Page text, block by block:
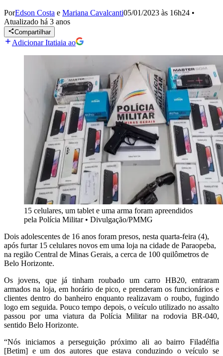
PorEdson Costa e Mariana Cavalcanti05/01/2023 às 16h24 •
Atualizado há 3 anos
Compartilhar
Adicionar Itatiaia ao
15 celulares, um tablet e uma arma foram apreendidos
pela Polícia Militar• Divulgação/PMMG
Dois adolescentes de 16 anos foram presos, nesta quarta-feira (4),
após furtar 15 celulares novos em uma loja na cidade de Paraopeba,
na região Central de Minas Gerais, a cerca de 100 quilômetros de
Belo Horizonte.
Os jovens, que já tinham roubado um carro HB20, entraram
armados na loja, em horário de pico, e prenderam os funcionários e
clientes dentro do banheiro enquanto realizavam o roubo, fugindo
logo em seguida. Pouco tempo depois, o veículo utilizado no assalto
passou por uma viatura da Polícia Militar na rodovia BR-040,
sentido Belo Horizonte.
“Nós iniciamos a perseguição próximo ali ao bairro Filadélfia
[Betim] e um dos autores que estava conduzindo o veículo se